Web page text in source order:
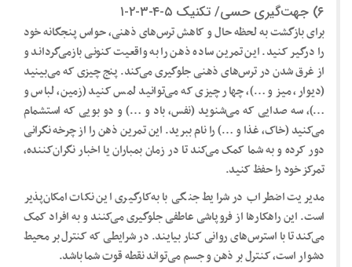
۶) جهت‌گیری حسی/ تکنیک ۵-۴-۳-۲-۱
برای بازگشت به لحظه حال و کاهش ترس‌های ذهنی، حواس پنجگانه خود
را درگیر کنید. این تمرین ساده ذهن را به واقعیت کنونی بازمی‌گرداند و
از غرق شدن در ترس‌های ذهنی جلوگیری می‌کند. پنج چیزی که می‌بینید
(دیوار، میز و …)، چهار چیزی که می‌توانید لمس کنید (زمین، لباس و
…)، سه صدایی که می‌شنوید (نفس، باد و …) و دو بویی که استشمام
می‌کنید (خاک، غذا و …) را نام ببرید. این تمرین ذهن را از چرخه نگرانی
دور کرده و به شما کمک می‌کند تا در زمان بمباران یا اخبار نگران‌کننده،
تمرکز خود را حفظ کنید.
مدیریت اضطراب در شرایط جنگی با به‌کارگیری این نکات امکان‌پذیر
است. این راهکارها از فروپاشی عاطفی جلوگیری می‌کنند و به افراد کمک
می‌کند تا با استرس‌های روانی کنار بیایند. در شرایطی که کنترل بر محیط
دشوار است، کنترل بر ذهن و جسم می‌تواند نقطه قوت شما باشد.